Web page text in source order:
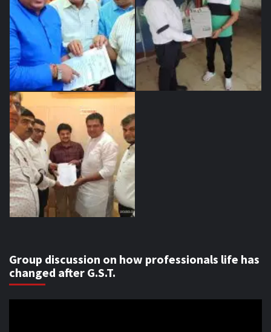
Group discussion on how professionals life has
changed after G.S.T.